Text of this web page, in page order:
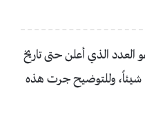
المثبت هنا (21) هو العدد الذي أعلن حتى تاريخ
شيئاً، وللتوضيح جرت هذه